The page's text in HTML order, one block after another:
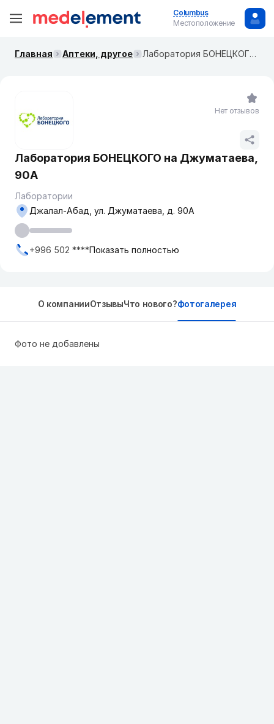
Columbus
Местоположение
Главная Аптеки, другое Лаборатория БОНЕЦКОГО ​на Джуматаева, 90А
Лаборатория БОНЕЦКОГО ​на Джуматаева,
90А
Лаборатории
Джалал-Абад, ул. Джуматаева, д. 90А
+996 502 ****Показать полностью
Нет отзывов
О компанииОтзывыЧто нового?Фотогалерея
Фото не добавлены